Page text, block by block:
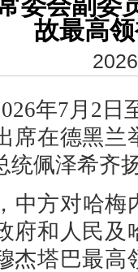
委会副委
故最高
年7月2日
席在德黑兰
统佩泽希齐
中方对哈梅
府和人民及
杰塔巴最